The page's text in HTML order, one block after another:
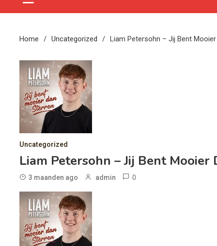
Home Uncategorized Liam Petersohn – Jij Bent
Uncategorized
Liam Petersohn – Jij Bent Mooier
3 maanden ago admin 0